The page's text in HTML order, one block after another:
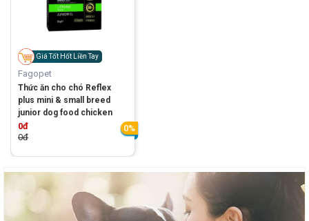
Giá Tốt Hốt Liền Tay
Fagopet
Thức ăn cho chó Reflex
plus mini & small breed
junior dog food chicken
0đ
0đ
0%